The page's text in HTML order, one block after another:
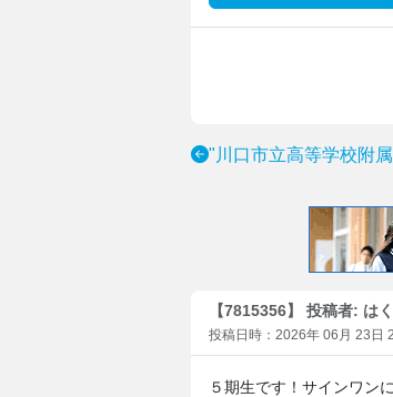
"川口市立高等学校附
【7815356】 投稿者: は
投稿日時：2026年 06月 23日
５期生です！サインワン